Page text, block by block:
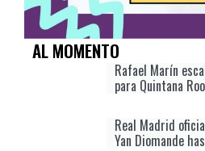
AL MOMENTO
Rafael Marín
para Quintana
Real Madrid
Yan Diomande